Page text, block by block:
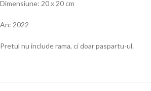
Dimensiune: 20 x 20 cm
An: 2022
Pretul nu include rama, ci doar paspartu-ul.